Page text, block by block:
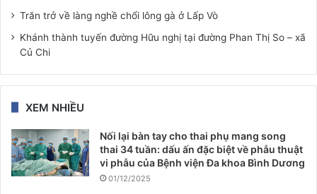
Trăn trở về làng nghề chổi lông gà ở Lấp Vò
Khánh thành tuyến đường Hữu nghị tại đường Phan Thị So – xã
Củ Chi
XEM NHIỀU
Nối lại bàn tay cho thai phụ mang song
thai 34 tuần: dấu ấn đặc biệt về phẫu thuật
vi phẫu của Bệnh viện Đa khoa Bình Dương
01/12/2025